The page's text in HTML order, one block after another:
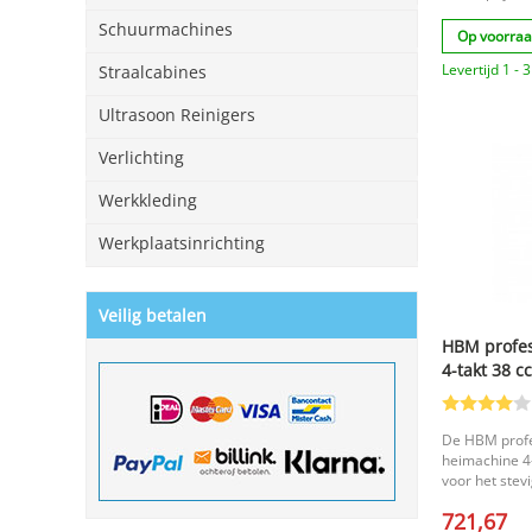
Schuurmachines
Straalcabines
Ultrasoon Reinigers
Verlichting
Werkkleding
Werkplaatsinrichting
Veilig betalen
Op
Levertijd 1 -
HBM
4-takt 38
700-1350
De HBM
heimachine
voor het
takt OHV
721,67